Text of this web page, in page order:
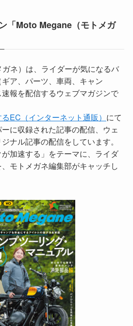
「Moto Megane（モトメガ
ネ）は、ライダーが気になるバ
ア、パーツ、車両、キャン
報を配信するウェブマガジンで
EC（インターネット通販） にて
に収録された記事の配信、ウェ
ナル記事の配信をしています。
が加速する」をテーマに、ライダ
モトメガネ編集部がキャッチし